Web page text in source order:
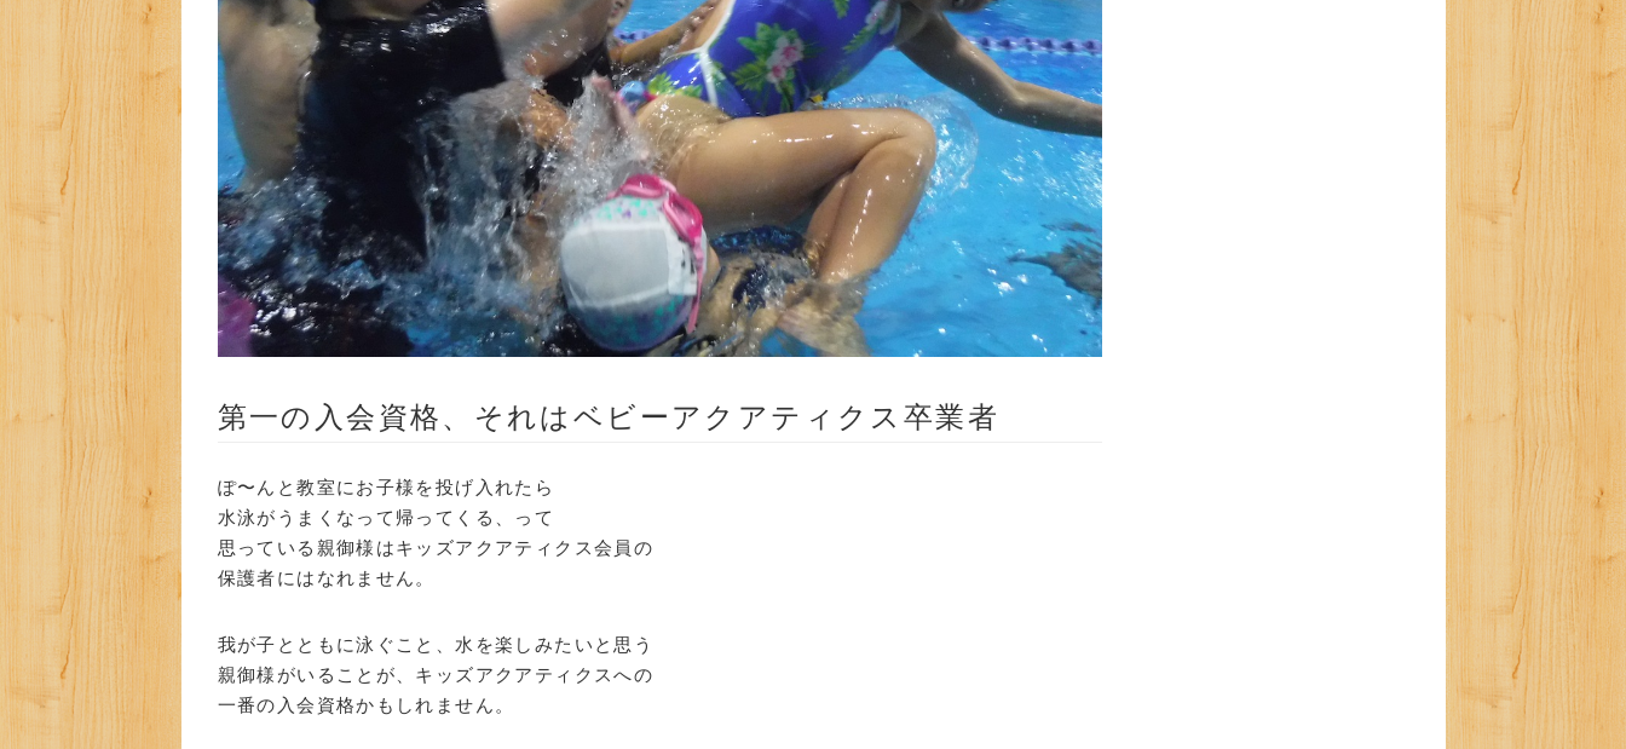
第一の入会資格、それはベビーアクアティクス卒業者
ぽ〜んと教室にお子様を投げ入れたら
水泳がうまくなって帰ってくる、って
思っている親御様はキッズアクアティクス会員の
保護者にはなれません。
我が子とともに泳ぐこと、水を楽しみたいと思う
親御様がいることが、キッズアクアティクスへの
一番の入会資格かもしれません。